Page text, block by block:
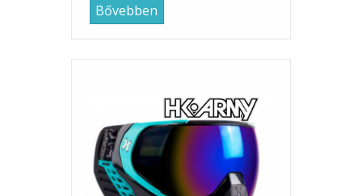
Bővebben